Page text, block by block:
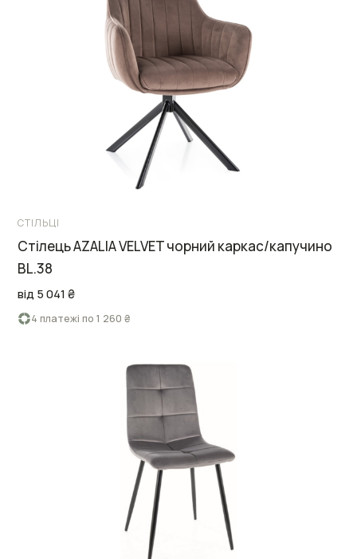
СТІЛЬЦІ
Стілець AZALIA VELVET чорний каркас/капучино
BL.38
від 5 041 ₴
4 платежі по 1 260 ₴